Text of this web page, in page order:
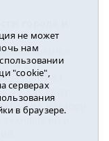
жизнь».
С.П.
02-51
64937 от
по надзору
и
не может
нам
"cookie",
серверах
в браузере.